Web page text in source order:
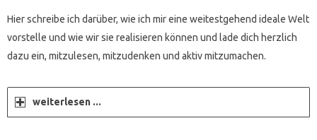
Hier schreibe ich darüber, wie ich mir eine weitestgehend ideale Welt
vorstelle und wie wir sie realisieren können und lade dich herzlich
dazu ein, mitzulesen, mitzudenken und aktiv mitzumachen.
weiterlesen ...